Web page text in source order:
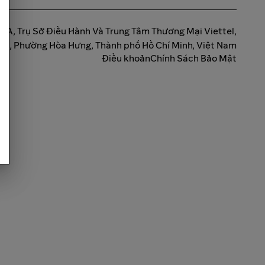
A, Trụ Sở Điều Hành Và Trung Tâm Thương Mại Viettel,
8, Phường Hòa Hưng, Thành phố Hồ Chí Minh, Việt Nam
Điều khoảnChính Sách Bảo Mật